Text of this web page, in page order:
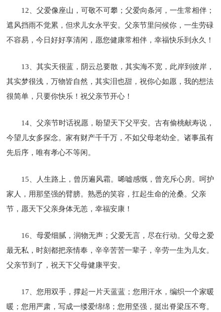
12、父爱像座山，可敬不可攀；父爱向条河，一生常相伴；
遮风挡雨不觉累，但求儿女永平安。父亲节里问候你，一生劳碌
不容易，今日好好享清闲，愿您健康常相伴，幸福快乐到永久！
13、其实天很蓝，阴云总要散，其实海不宽，此岸到彼岸，
其实梦很浅，万物皆自然，其实泪也甜，祝你心如愿，我的想法
很简单，只要你快乐！祝父亲节开心！
14、父亲节时话祝愿，盼望天下父平安。古有偷桃献寿说，
今望儿女多探念。家有财产千千万，不如父母老幼全。诸事虽有
先后序，唯有孝心不等闲。
15、人生路上，曾历遍风霜。唏嘘感慨，曾充斥心房。呵护
家人，用那坚强的臂膀。熟悉的笑容，扛起生命的沧桑。父亲
节，愿天下父亲身体无恙，幸福安康！
16、母爱细腻，润物无声；父爱无言，尽在行动。父母之爱
最无私，时刻都把亲情奉，辛辛苦苦一辈子，辛劳一生为儿女。
父亲节到了，祝天下父母健康平安。
17、您用双手，撑起一片天蓝蓝；您用汗水，编织一个家暖
暖；您用严肃，写成一缕爱绵绵；您用坚强，挺出脊梁压不弯。